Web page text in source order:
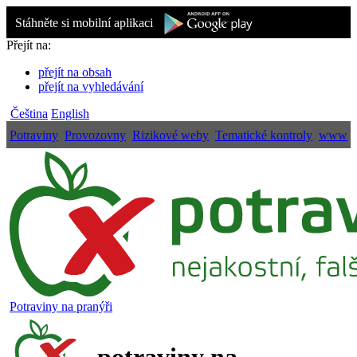
Stáhněte si mobilní aplikaci
Přejít na:
přejít na obsah
přejít na vyhledávání
Čeština English
Potraviny Provozovny Rizikové weby Tematické kontroly www
Potraviny na pranýři